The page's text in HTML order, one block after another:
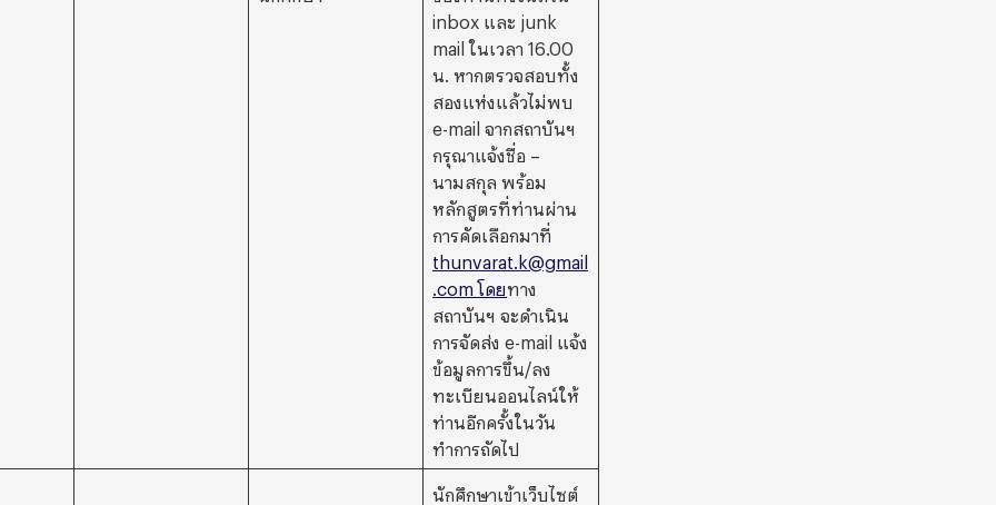
inbox และ junk
mail ในเวลา 16.00
น. หากตรวจสอบทั้ง
สองแห่งแล้วไม่พบ
e-mail จากสถาบันฯ
กรุณาแจ้งชื่อ –
นามสกุล พร้อม
หลักสูตรที่ท่านผ่าน
การคัดเลือกมาที่
thunvarat.k@gmail
.com โดยทาง
สถาบันฯ จะดำเนิน
การจัดส่ง e-mail แจ้ง
ข้อมูลการขึ้น/ลง
ทะเบียนออนไลน์ให้
ท่านอีกครั้งในวัน
ทำการถัดไป
นักศึกษาเข้าเว็บไซต์